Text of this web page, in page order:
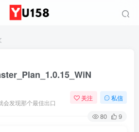
会发现那个最佳出口
关注 私信
80 9